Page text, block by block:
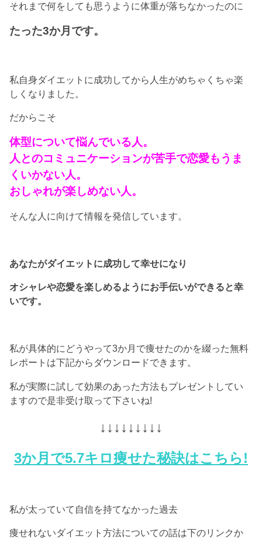
それまで何をしても思うように体重が落ちなかったのに
たった3か月です。
私自身ダイエットに成功してから人生がめちゃくちゃ楽
しくなりました。
だからこそ
体型について悩んでいる人。
人とのコミュニケーションが苦手で恋愛もうま
くいかない人。
おしゃれが楽しめない人。
そんな人に向けて情報を発信しています。
あなたがダイエットに成功して幸せになり
オシャレや恋愛を楽しめるようにお手伝いができると幸
いです。
私が具体的にどうやって3か月で痩せたのかを綴った無料
レポートは下記からダウンロードできます。
私が実際に試して効果のあった方法もプレゼントしてい
ますので是非受け取って下さいね!
↓↓↓↓↓↓↓↓↓
3か月で5.7キロ痩せた秘訣はこちら!
私が太っていて自信を持てなかった過去
痩せれないダイエット方法についての話は下のリンクか